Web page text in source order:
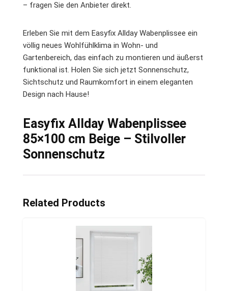
– fragen Sie den Anbieter direkt.
Erleben Sie mit dem Easyfix Allday Wabenplissee ein
völlig neues Wohlfühlklima in Wohn- und
Gartenbereich, das einfach zu montieren und äußerst
funktional ist. Holen Sie sich jetzt Sonnenschutz,
Sichtschutz und Raumkomfort in einem eleganten
Design nach Hause!
Easyfix Allday Wabenplissee
85×100 cm Beige – Stilvoller
Sonnenschutz
Related Products